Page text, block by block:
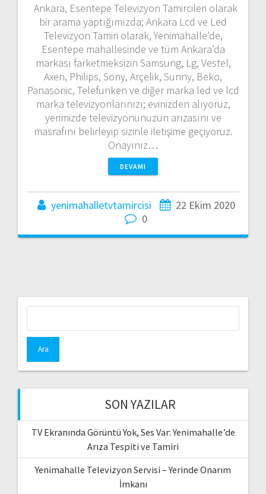
Ankara, Esentepe Televizyon Tamircileri olarak
bir arama yaptığımızda; Ankara Lcd ve Led
Televizyon Tamiri olarak, Yenimahalle’de,
Esentepe mahallesinde ve tüm Ankara’da
markası farketmeksizin Samsung, Lg, Vestel,
Axen, Philips, Sony, Arçelik, Sunny, Beko,
Panasonic, Telefunken ve diğer marka led ve lcd
marka televizyonlarınızı; evinizden alıyoruz,
yerimizde televizyonunuzun arızasını ve
masrafını belirleyip sizinle iletişime geçiyoruz.
Onayınız…
DEVAMI
yenimahalletvtamircisi
22 Ekim 2020
0
SON YAZILAR
TV Ekranında Görüntü Yok, Ses Var: Yenimahalle’de
Arıza Tespiti ve Tamiri
Yenimahalle Televizyon Servisi – Yerinde Onarım
İmkanı